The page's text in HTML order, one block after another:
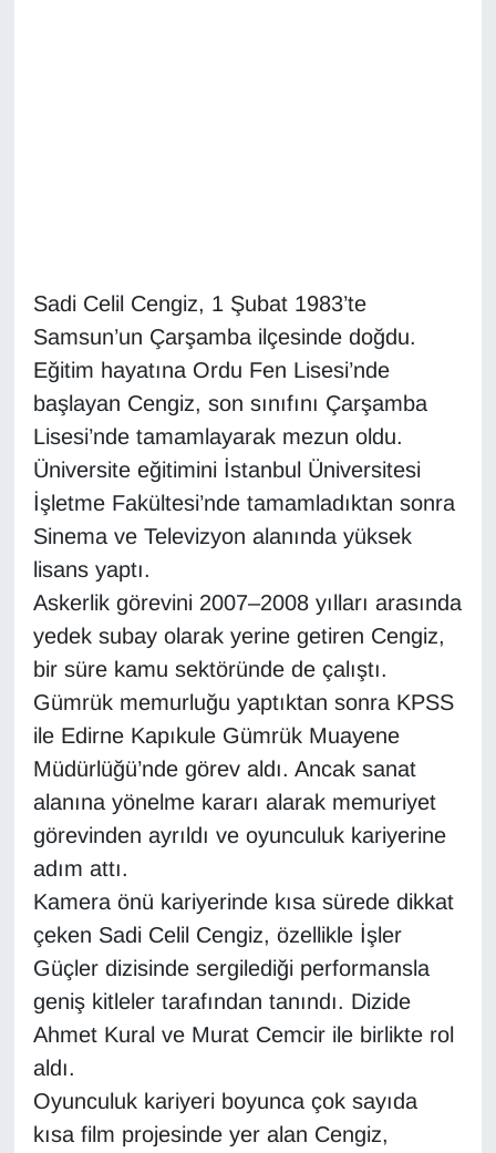
Sadi Celil Cengiz, 1 Şubat 1983’te
Samsun’un Çarşamba ilçesinde doğdu.
Eğitim hayatına Ordu Fen Lisesi’nde
başlayan Cengiz, son sınıfını Çarşamba
Lisesi’nde tamamlayarak mezun oldu.
Üniversite eğitimini İstanbul Üniversitesi
İşletme Fakültesi’nde tamamladıktan sonra
Sinema ve Televizyon alanında yüksek
lisans yaptı.
Askerlik görevini 2007–2008 yılları arasında
yedek subay olarak yerine getiren Cengiz,
bir süre kamu sektöründe de çalıştı.
Gümrük memurluğu yaptıktan sonra KPSS
ile Edirne Kapıkule Gümrük Muayene
Müdürlüğü’nde görev aldı. Ancak sanat
alanına yönelme kararı alarak memuriyet
görevinden ayrıldı ve oyunculuk kariyerine
adım attı.
Kamera önü kariyerinde kısa sürede dikkat
çeken Sadi Celil Cengiz, özellikle İşler
Güçler dizisinde sergilediği performansla
geniş kitleler tarafından tanındı. Dizide
Ahmet Kural ve Murat Cemcir ile birlikte rol
aldı.
Oyunculuk kariyeri boyunca çok sayıda
kısa film projesinde yer alan Cengiz,
En çok konuşulanlar
GENEL
Güncel
Gündem
Haber
HABERDE İNSAN
İngilizce
Kadın
Kamu Alımları
Kültür & Sanat
KURDÎ
MAGAZİN
MEDYA